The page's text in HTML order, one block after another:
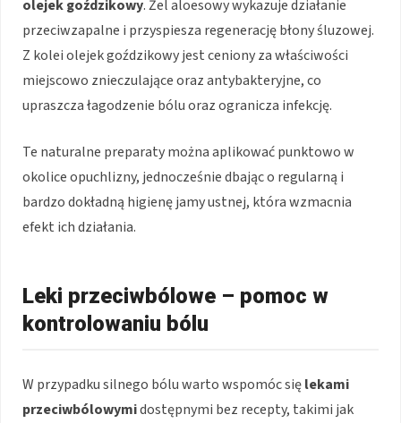
olejek goździkowy. Żel aloesowy wykazuje działanie
przeciwzapalne i przyspiesza regenerację błony śluzowej.
Z kolei olejek goździkowy jest ceniony za właściwości
miejscowo znieczulające oraz antybakteryjne, co
upraszcza łagodzenie bólu oraz ogranicza infekcję.
Te naturalne preparaty można aplikować punktowo w
okolice opuchlizny, jednocześnie dbając o regularną i
bardzo dokładną higienę jamy ustnej, która wzmacnia
efekt ich działania.
Leki przeciwbólowe – pomoc w
kontrolowaniu bólu
W przypadku silnego bólu warto wspomóc sięlekami
przeciwbólowymidostępnymi bez recepty, takimi jak